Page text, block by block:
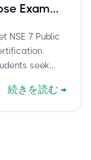
Exam
NSE 7 Public
seek
efficiently.
続きを読む →